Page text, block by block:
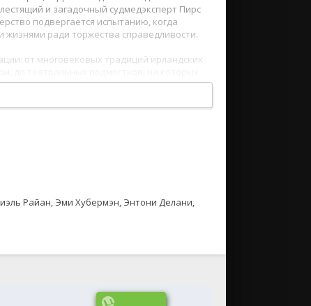
и загадочный судмедэксперт Пирс
подвергается испытанию, когда
ради торжества справедливости.
от многовековых традиций ирландских
всё своё остроумие и знание классики,
еще больше фирменного ирландского
финального занавеса.
Райан, Эми Хубермэн, Энтони Делани,